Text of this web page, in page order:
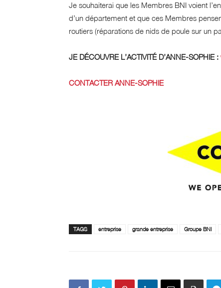
Je souhaiterai que les Membres BNI voient
d’un département et que ces Membres
routiers (réparations de nids de poule sur un
JE DÉCOUVRE L’ACTIVITÉ D’ANNE-SOPHIE :
CONTACTER ANNE-SOPHIE
TAGS entreprise grande entreprise Groupe BNI